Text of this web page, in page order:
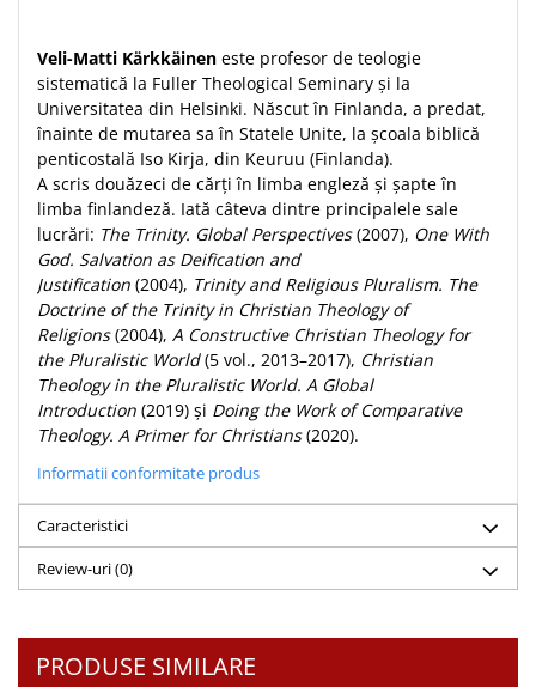
Veli-Matti Kärkkäinen este profesor de teologie
sistematică la Fuller Theological Seminary și la
Universitatea din Helsinki. Născut în Finlanda, a predat,
înainte de mutarea sa în Statele Unite, la școala biblică
penticostală Iso Kirja, din Keuruu (Finlanda).
A scris douăzeci de cărți în limba engleză și șapte în
limba finlandeză. Iată câteva dintre principalele sale
lucrări: The Trinity. Global Perspectives(2007), One With
God. Salvation as Deification and
Justification (2004), Trinity and Religious Pluralism. The
Doctrine of the Trinity in Christian Theology of
Religions(2004), A Constructive Christian Theology for
the Pluralistic World(5 vol., 2013–2017), Christian
Theology in the Pluralistic World. A Global
Introduction (2019) și Doing the Work of Comparative
Theology. A Primer for Christians(2020).
Informatii conformitate produs
Caracteristici
Review-uri(0)
PRODUSE SIMILARE